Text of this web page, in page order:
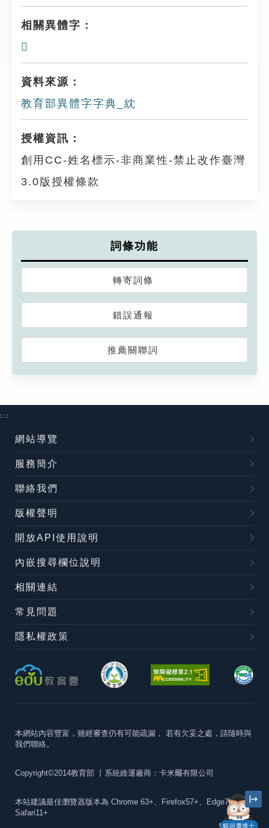
相關異體字：
𥾚
資料來源：
教育部異體字字典_紞
授權資訊：
創用CC-姓名標示-非商業性-禁止改作臺灣
3.0版授權條款
詞條功能
轉寄詞條
錯誤通報
推薦關聯詞
貓頭鷹博士
:::
網站導覽
服務簡介
聯絡我們
版權聲明
開放API使用說明
內嵌搜尋欄位說明
相關連結
常見問題
隱私權政策
本網站內容豐富，雖經審查仍有可能疏漏， 若有欠妥之處，請隨時與
我們聯絡。
Copyright©2014教育部 丨系統維運廠商：卡米爾有限公司
本站建議最佳瀏覽器版本為 Chrome 63+、Firefox57+、Edge79+及
Safari11+